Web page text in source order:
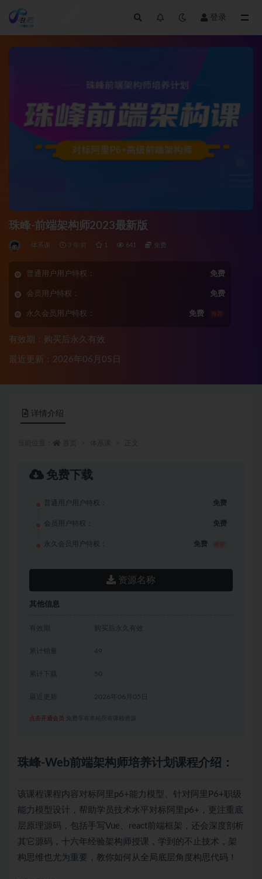
登录
珠峰-前端架构师2023最新版
体系课 3 年前 1 641 免费
普通用户用户特权： 免费
会员用户特权： 免费
永久会员用户特权： 免费 推荐
有效期：购买后永久有效
最近更新：2026年06月05日
详情介绍
免费下载
普通用户用户特权： 免费
会员用户特权： 免费
永久会员用户特权： 免费
资源名称
其他信息
有效期 购买后永久有效
累计销量 49
累计下载 50
2026年06月05日
点击开通会员 免费享有本站所有课程资源
珠峰-Web前端架构师培养计划课程介绍：
该课程课程内容对标阿里p6+能力模型、针对阿里P6+职级
能力模型设计，帮助学员技术水平对标阿里p6+，更注重底
层原理源码，包括手写Vue、react前端框架，还会深度剖析
其它源码，十六年经验架构师授课，学到的不止技术，架
构思维也尤为重要，教你如何从全局底层角度构思代码！